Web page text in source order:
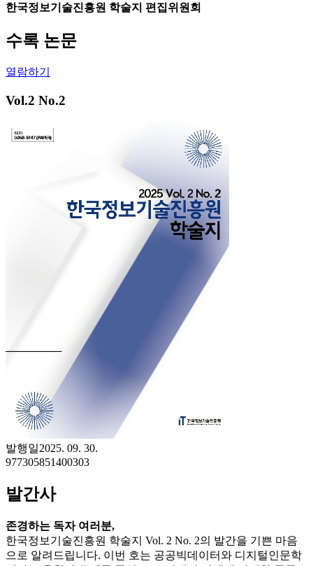
한국정보기술진흥원 학술지 편집위원회
수록 논문
열람하기
Vol.2 No.2
발행일2025. 09. 30.
977305851400303
발간사
존경하는 독자 여러분,
한국정보기술진흥원 학술지 Vol. 2 No. 2의 발간을 기쁜 마음
으로 알려드립니다. 이번 호는 공공빅데이터와 디지털인문학